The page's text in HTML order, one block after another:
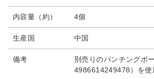
内容量（約） 4個
生産国 中国
備考
別売りのパンチングボ
4986614249478）を使